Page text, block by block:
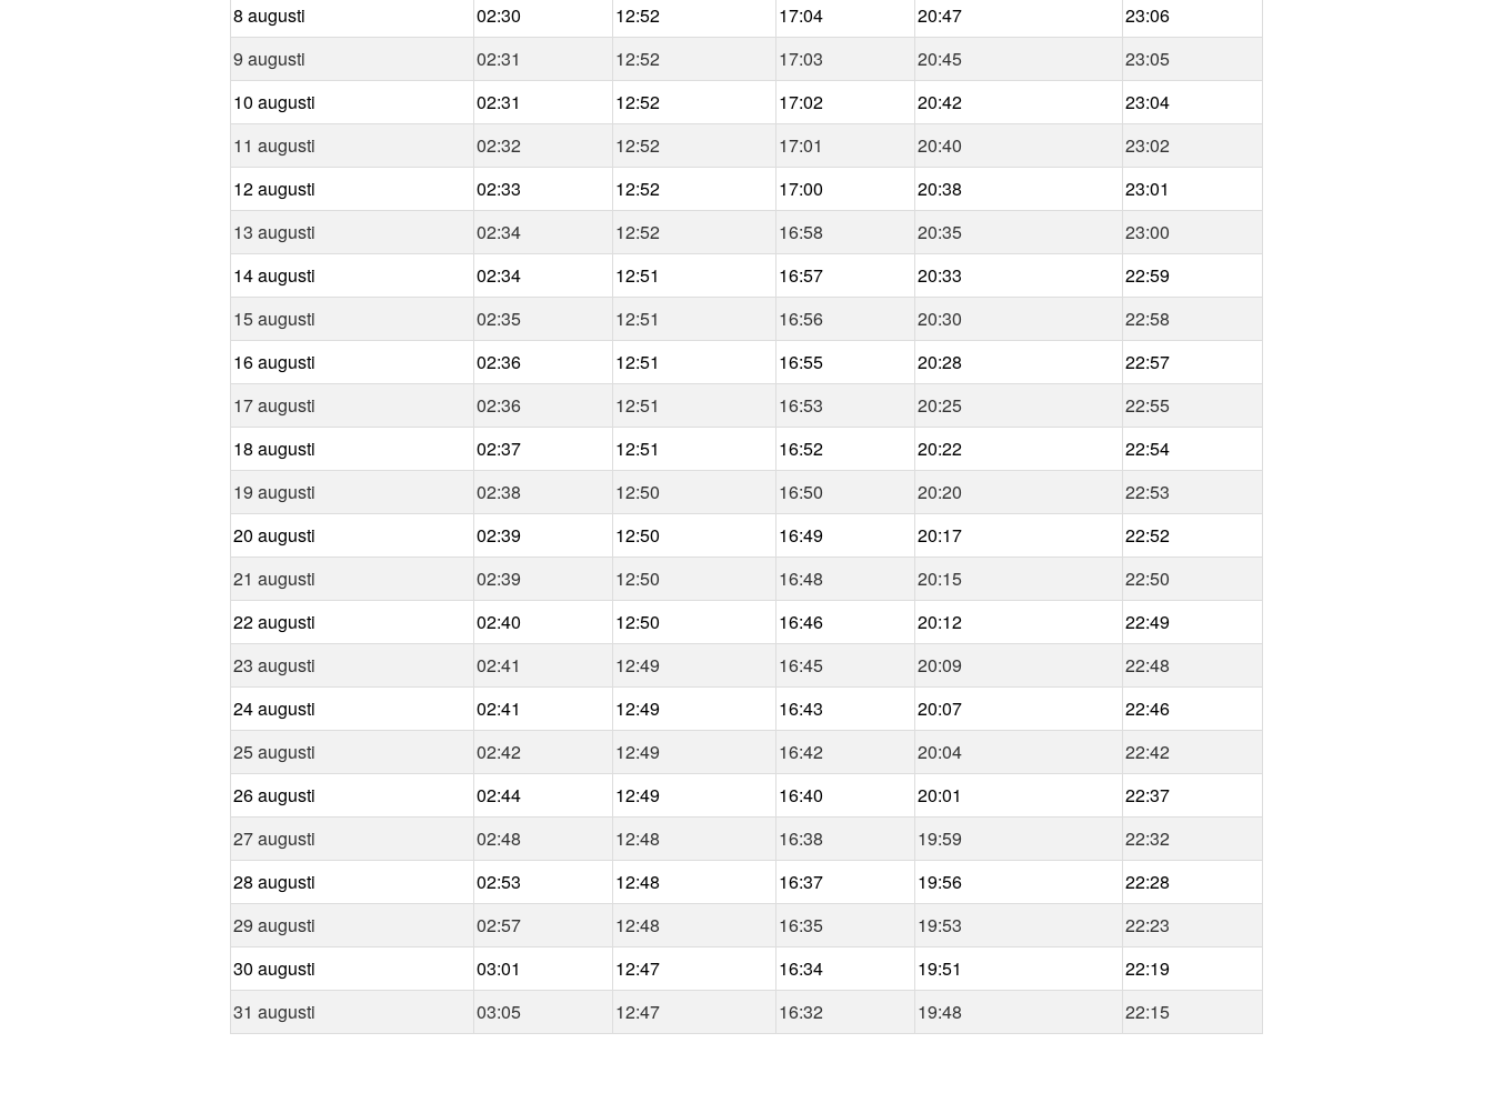
8 augusti
02:30 12:52 17:04 20:47
23:06
9 augusti
02:31 12:52 17:03 20:45
23:05
10 augusti
02:31 12:52 17:02 20:42
23:04
11 augusti
02:32 12:52 17:01 20:40
23:02
12 augusti
02:33 12:52 17:00 20:38
23:01
13 augusti
02:34 12:52 16:58 20:35
23:00
14 augusti
02:34 12:51 16:57 20:33
22:59
15 augusti
02:35 12:51 16:56 20:30
22:58
16 augusti
02:36 12:51 16:55 20:28
22:57
17 augusti
02:36 12:51 16:53 20:25
22:55
18 augusti
02:37 12:51 16:52 20:22
22:54
19 augusti
02:38 12:50 16:50 20:20
22:53
20 augusti
02:39 12:50 16:49 20:17
22:52
21 augusti
02:39 12:50 16:48 20:15
22:50
22 augusti
02:40 12:50 16:46 20:12
22:49
23 augusti
02:41 12:49 16:45 20:09
22:48
24 augusti
02:41 12:49 16:43 20:07
22:46
25 augusti
02:42 12:49 16:42 20:04
22:42
26 augusti
02:44 12:49 16:40 20:01
22:37
27 augusti
02:48 12:48 16:38 19:59
22:32
28 augusti
02:53 12:48 16:37 19:56
22:28
29 augusti
02:57 12:48 16:35 19:53
22:23
30 augusti
03:01 12:47 16:34 19:51
22:19
31 augusti
03:05 12:47 16:32 19:48 22:15